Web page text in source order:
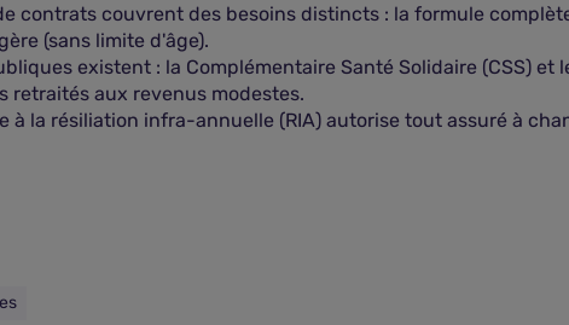
contrats couvrent des besoins distincts : la formule
(sans limite d'âge).
existent : la Complémentaire Santé Solidaire (CSS)
retraités aux revenus modestes.
à la résiliation infra-annuelle (RIA) autorise tout assuré à